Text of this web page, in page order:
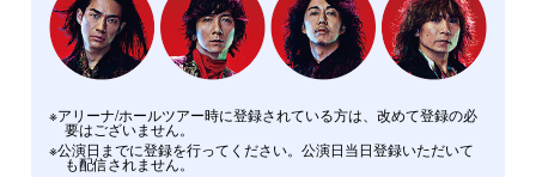
※アリーナ/ホールツアー時に登録されている方は、改めて登録の必
要はございません。
※公演日までに登録を行ってください。公演日当日登録いただいて
も配信されません。